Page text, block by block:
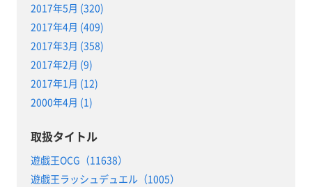
2017年5月 (320)
2017年4月 (409)
2017年3月 (358)
2017年2月 (9)
2017年1月 (12)
2000年4月 (1)
取扱タイトル
遊戯王OCG（11638）
遊戯王ラッシュデュエル（1005）